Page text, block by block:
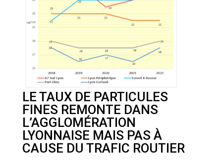
LE TAUX DE PARTICULES
FINES REMONTE DANS
L’AGGLOMÉRATION
LYONNAISE MAIS PAS À
CAUSE DU TRAFIC ROUTIER